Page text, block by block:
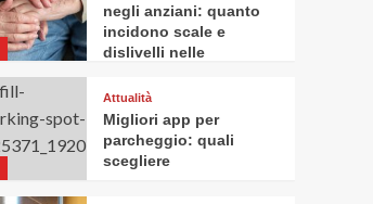
negli anziani: quanto
incidono scale e
dislivelli nelle
Attualità
Migliori app per
parcheggio: quali
scegliere